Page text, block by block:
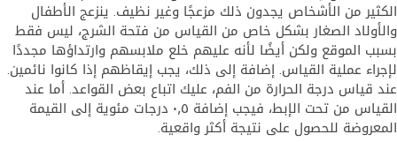
الكثير من الأشخاص يجدون ذلك مزعجًا وغير نظيف. ينزعج الأطفال
والأولاد الصغار بشكل خاص من القياس من فتحة الشرج، ليس فقط
بسبب الموقع ولكن أيضًا لأنه عليهم خلع ملابسهم وارتداؤها مجددًا
لإجراء عملية القياس. إضافة إلى ذلك، يجب إيقاظهم إذا كانوا نائمين.
عند قياس درجة الحرارة من الفم، عليك اتباع بعض القواعد. أما عند
القياس من تحت الإبط، فيجب إضافة ٠٫٥ درجات مئوية إلى القيمة
المعروضة للحصول على نتيجة أكثر واقعية.